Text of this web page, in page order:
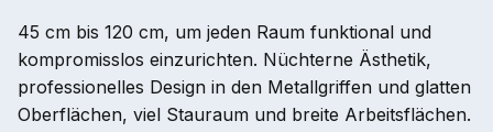
45 cm bis 120 cm, um jeden Raum funktional und
kompromisslos einzurichten. Nüchterne Ästhetik,
professionelles Design in den Metallgriffen und glatten
Oberflächen, viel Stauraum und breite Arbeitsflächen.